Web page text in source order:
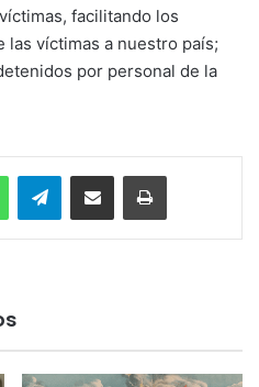
facilitando los
las víctimas a nuestro país;
por personal de la
WhatsAppTelegramEnviar vía email Imprimir